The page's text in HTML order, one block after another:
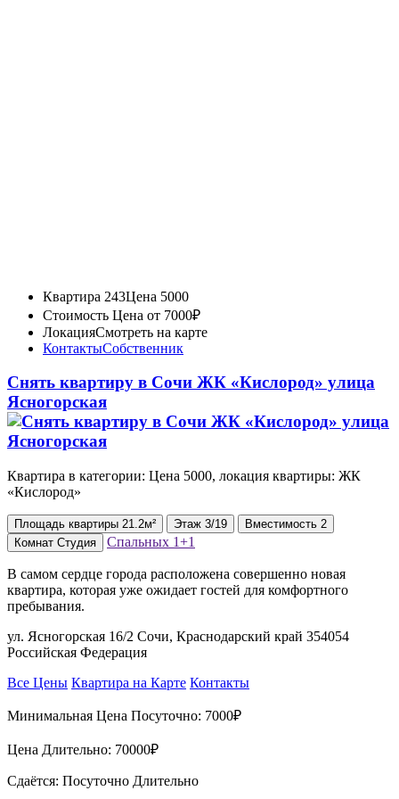
Квартира 243Цена 5000
Стоимость Цена от 7000₽
ЛокацияСмотреть на карте
КонтактыСобственник
Снять квартиру в Сочи ЖК «Кислород» улица
Ясногорская
Квартира в категории: Цена 5000, локация квартиры: ЖК
«Кислород»
Площадь квартиры 21.2м² Этаж 3/19 Вместимость 2
Комнат Студия Спальных 1+1
В самом сердце города расположена совершенно новая
квартира, которая уже ожидает гостей для комфортного
пребывания.
ул. Ясногорская 16/2 Сочи, Краснодарский край 354054
Российская Федерация
Все Цены Квартира на Карте Контакты
Минимальная Цена Посуточно: 7000₽
Цена Длительно: 70000₽
Сдаётся: Посуточно Длительно